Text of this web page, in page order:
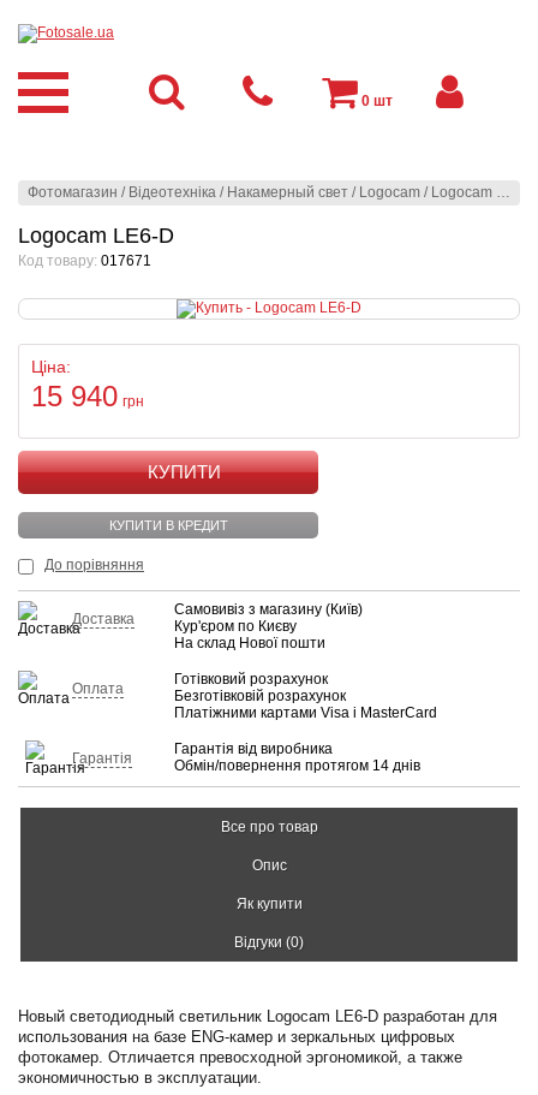
Фотомагазин / Відеотехніка / Накамерный свет / Logocam / Logocam LE6-D
Logocam LE6-D
Код товару: 017671
Ціна:
15 940 грн
КУПИТИ
КУПИТИ В КРЕДИТ
До порівняння
Доставка
Самовивіз з магазину (Київ)
Кур'єром по Києву
На склад Нової пошти
Оплата
Готівковий розрахунок
Безготівковій розрахунок
Платіжними картами Visa і MasterCard
Гарантія
Гарантія від виробника
Обмін/повернення протягом 14 днів
Все про товар
Опис
Як купити
Відгуки (0)
Новый светодиодный светильник Logocam LE6-D разработан для
использования на базе ENG-камер и зеркальных цифровых
фотокамер. Отличается превосходной эргономикой, а также
экономичностью в эксплуатации.
0 шт